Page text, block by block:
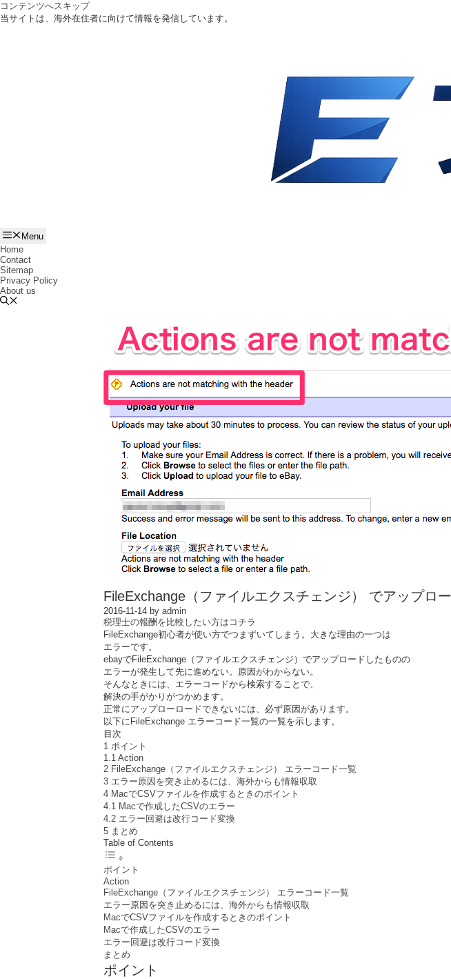
コンテンツへスキップ
当サイトは、海外在住者に向けて情報を発信しています。
Menu
Home
Contact
Sitemap
Privacy Policy
About us
FileExchange（ファイルエクスチェンジ） でアップロ
2016-11-14 by admin
税理士の報酬を比較したい方はコチラ
FileExchange初心者が使い方でつまずいてしまう。大きな理由の一つは
エラーです。
ebayでFileExchange（ファイルエクスチェンジ）でアップロードしたものの
エラーが発生して先に進めない。原因がわからない。
そんなときには、エラーコードから検索することで、
解決の手がかりがつかめます。
正常にアップローロードできないには、必ず原因があります。
以下にFileExchange エラーコード一覧の一覧を示します。
目次
1ポイント
1.1Action
2FileExchange（ファイルエクスチェンジ） エラーコード一覧
3エラー原因を突き止めるには、海外からも情報収取
4MacでCSVファイルを作成するときのポイント
4.1Macで作成したCSVのエラー
4.2エラー回避は改行コード変換
5まとめ
Table of Contents
ポイント
Action
FileExchange（ファイルエクスチェンジ） エラーコード一覧
エラー原因を突き止めるには、海外からも情報収取
MacでCSVファイルを作成するときのポイント
Macで作成したCSVのエラー
エラー回避は改行コード変換
まとめ
ポイント